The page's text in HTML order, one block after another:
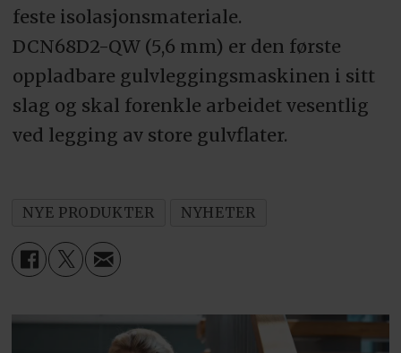
feste isolasjonsmateriale.
DCN68D2-QW (5,6 mm) er den første
oppladbare gulvleggingsmaskinen i sitt
slag og skal forenkle arbeidet vesentlig
ved legging av store gulvflater.
NYE PRODUKTER NYHETER